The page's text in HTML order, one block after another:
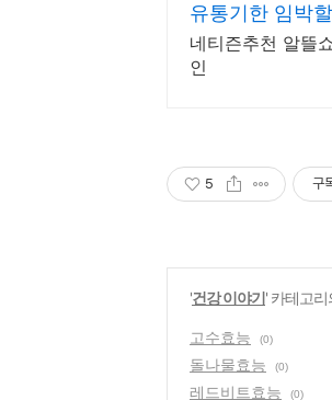
유통기한 임박
네티즌추천 알뜰
인
5 구
'건강 이야기' 카테고
고수효능 (0)
돌나물효능 (0)
레드비트효능 (0)